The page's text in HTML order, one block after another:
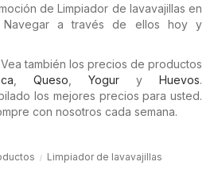
de Limpiador de lavavajillas en
Navegar a través de ellos hoy y
también los precios de productos
Queso Yogur y Huevos.
los mejores precios para usted.
con nosotros cada semana.
Limpiador de lavavajillas